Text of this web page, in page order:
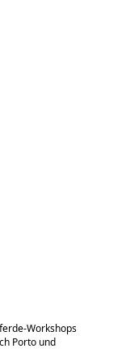
Workshops
Porto und